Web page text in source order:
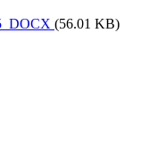
DOCX (56.01 KB)